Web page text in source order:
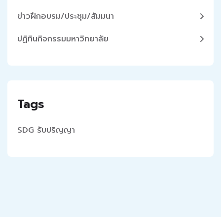
ข่าวฝึกอบรม/ประชุม/สัมมนา
ปฏิทินกิจกรรมมหาวิทยาลัย
Tags
SDG รับปริญญา